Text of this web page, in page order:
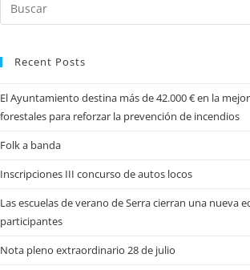
Recent Posts
El Ayuntamiento destina más de 42.000 € en la
forestales para reforzar la prevención de incendios
Folk a banda
Inscripciones III concurso de autos locos
Las escuelas de verano de Serra cierran una nueva
participantes
Nota pleno extraordinario 28 de julio